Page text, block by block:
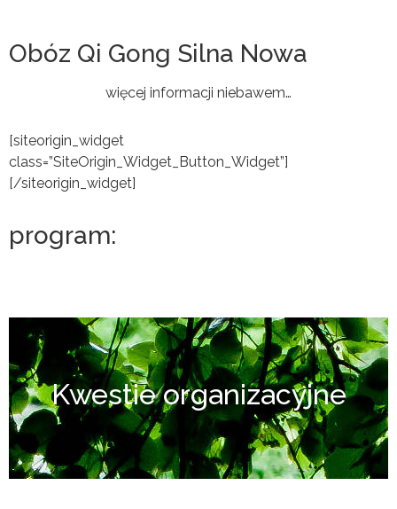
Obóz Qi Gong Silna Nowa
więcej informacji niebawem…
[siteorigin_widget
class=”SiteOrigin_Widget_Button_Widget”]
[/siteorigin_widget]
program:
Kwestie organizacyjne